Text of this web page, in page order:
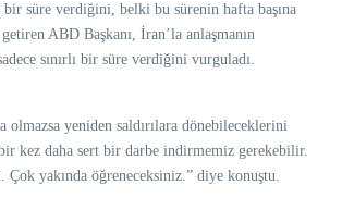
süre verdiğini, belki bu sürenin hafta başına
ABD Başkanı, İran’la anlaşmanın
sınırlı bir süre verdiğini vurguladı.
olmazsa yeniden saldırılara dönebileceklerini
kez daha sert bir darbe indirmemiz gerekebilir.
yakında öğreneceksiniz.” diye konuştu.